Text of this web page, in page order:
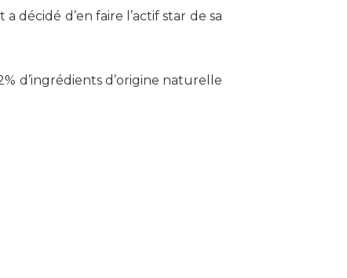
a décidé d’en faire l’actif star de sa
d’ingrédients d’origine naturelle